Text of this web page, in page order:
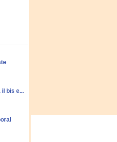
il bis e...